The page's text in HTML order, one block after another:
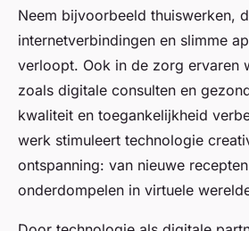
Neem bijvoorbeeld thuiswerken,
internetverbindingen en slimme
verloopt. Ook in de zorg ervaren
zoals digitale consulten en
kwaliteit en toegankelijkheid
werk stimuleert technologie
ontspanning: van nieuwe
onderdompelen in virtuele